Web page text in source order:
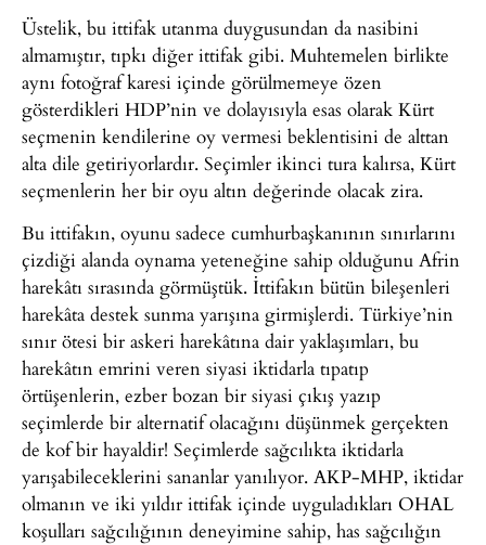
Üstelik, bu ittifak utanma duygusundan da nasibini
almamıştır, tıpkı diğer ittifak gibi. Muhtemelen birlikte
aynı fotoğraf karesi içinde görülmemeye özen
gösterdikleri HDP’nin ve dolayısıyla esas olarak Kürt
seçmenin kendilerine oy vermesi beklentisini de alttan
alta dile getiriyorlardır. Seçimler ikinci tura kalırsa, Kürt
seçmenlerin her bir oyu altın değerinde olacak zira.
Bu ittifakın, oyunu sadece cumhurbaşkanının sınırlarını
çizdiği alanda oynama yeteneğine sahip olduğunu Afrin
harekâtı sırasında görmüştük. İttifakın bütün bileşenleri
harekâta destek sunma yarışına girmişlerdi. Türkiye’nin
sınır ötesi bir askeri harekâtına dair yaklaşımları, bu
harekâtın emrini veren siyasi iktidarla tıpatıp
örtüşenlerin, ezber bozan bir siyasi çıkış yazıp
seçimlerde bir alternatif olacağını düşünmek gerçekten
de kof bir hayaldir! Seçimlerde sağcılıkta iktidarla
yarışabileceklerini sananlar yanılıyor. AKP-MHP, iktidar
olmanın ve iki yıldır ittifak içinde uyguladıkları OHAL
koşulları sağcılığının deneyimine sahip, has sağcılığın